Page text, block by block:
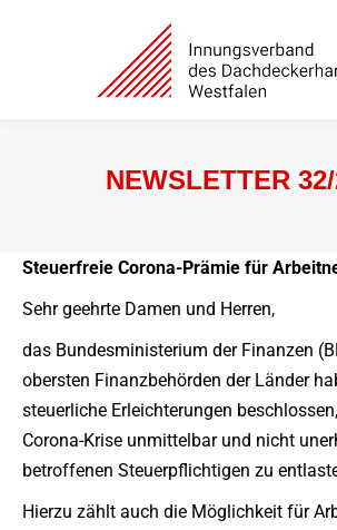
NEWSLETTER
Steuerfreie Corona-Prämie für
Sehr geehrte Damen und Herren,
das Bundesministerium der Finanzen
obersten Finanzbehörden der Länder
steuerliche Erleichterungen
Corona-Krise unmittelbar und nicht
betroffenen Steuerpflichtigen zu
Hierzu zählt auch die Möglichkeit für